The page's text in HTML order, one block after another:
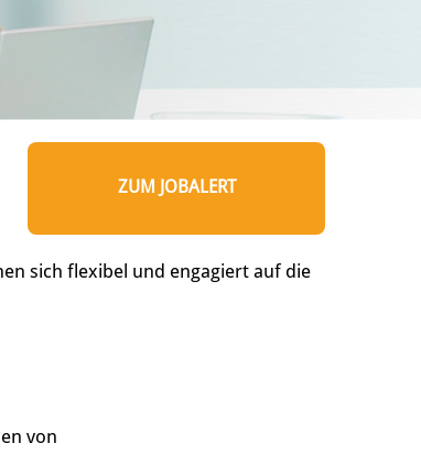
ZUM JOBALERT
sich flexibel und engagiert auf die
von